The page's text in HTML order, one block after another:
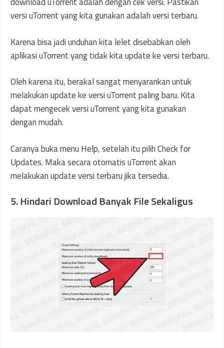
versi uTorrent yang kita gunakan adalah versi terbaru.
Karena bisa jadi unduhan kita lelet disebabkan oleh
aplikasi uTorrent yang tidak kita update ke versi terbaru.
Oleh karena itu, berakal sangat menyarankan untuk
melakukan update ke versi uTorrent paling baru. Kita
dapat mengecek versi uTorrent yang kita gunakan
dengan mudah.
Caranya buka menu Help, setelah itu pilih Check for
Updates. Maka secara otomatis uTorrent akan
melakukan update versi terbaru jika tersedia.
5. Hindari Download Banyak File Sekaligus